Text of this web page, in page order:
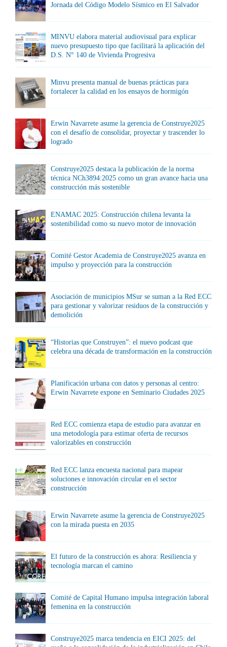
Jornada del Código Modelo Sísmico en El Salvador
MINVU elabora material audiovisual para explicar
nuevo presupuesto tipo que facilitará la aplicación del
D.S. N° 140 de Vivienda Progresiva
Minvu presenta manual de buenas prácticas para
fortalecer la calidad en los ensayos de hormigón
Erwin Navarrete asume la gerencia de Construye2025
con el desafío de consolidar, proyectar y trascender lo
logrado
Construye2025 destaca la publicación de la norma
técnica NCh3894:2025 como un gran avance hacia una
construcción más sostenible
ENAMAC 2025: Construcción chilena levanta la
sostenibilidad como su nuevo motor de innovación
Comité Gestor Academia de Construye2025 avanza en
impulso y proyección para la construcción
Asociación de municipios MSur se suman a la Red ECC
para gestionar y valorizar residuos de la construcción y
demolición
“Historias que Construyen”: el nuevo podcast que
celebra una década de transformación en la construcción
Planificación urbana con datos y personas al centro:
Erwin Navarrete expone en Seminario Ciudades 2025
Red ECC comienza etapa de estudio para avanzar en
una metodología para estimar oferta de recursos
valorizables en construcción
Red ECC lanza encuesta nacional para mapear
soluciones e innovación circular en el sector
construcción
Erwin Navarrete asume la gerencia de Construye2025
con la mirada puesta en 2035
El futuro de la construcción es ahora: Resiliencia y
tecnología marcan el camino
Comité de Capital Humano impulsa integración laboral
femenina en la construcción
Construye2025 marca tendencia en EICI 2025: del